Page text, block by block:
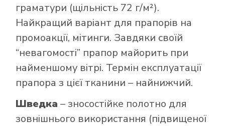
граматури (щільність 72 г/м²).
Найкращий варіант для прапорів на
промоакції, мітинги. Завдяки своїй
“невагомості” прапор майорить при
найменшому вітрі. Термін експлуатації
прапора з цієї тканини – найнижчий.
Шведка – зносостійке полотно для
зовнішнього використання (підвищеної